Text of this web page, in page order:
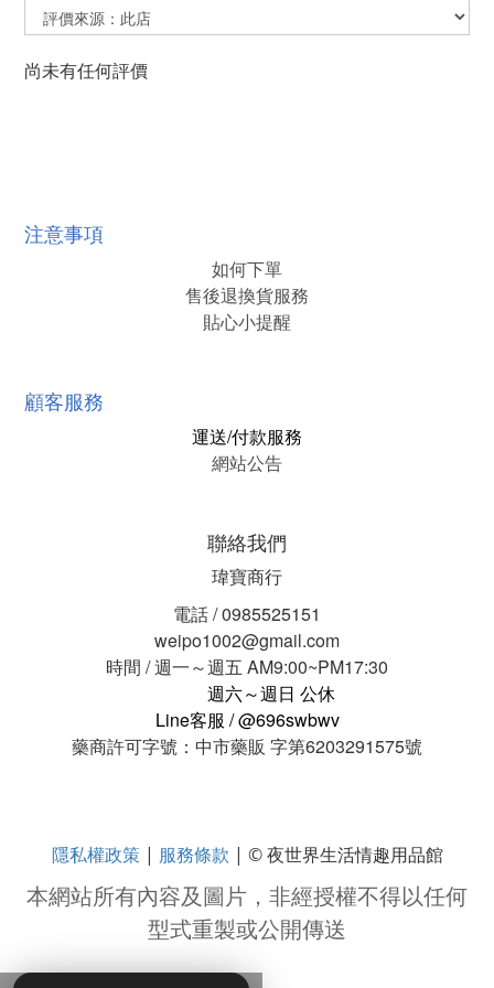
尚未有任何評價
注意事項
如何下單
售後退換貨服務
貼心小提醒
顧客服務
運送/付款服務
網站公告
聯絡我們
瑋寶商行
電話 / 0985525151
weipo1002@gmail.com
時間 / 週一～週五 AM9:00~PM17:30
週六～週日 公休
Line客服 / @696swbwv
藥商許可字號：中市藥販 字第6203291575號
隱私權政策| 服務條款 | © 夜世界生活情趣用品館
本網站所有內容及圖片，非經授權不得以任何
型式重製或公開傳送